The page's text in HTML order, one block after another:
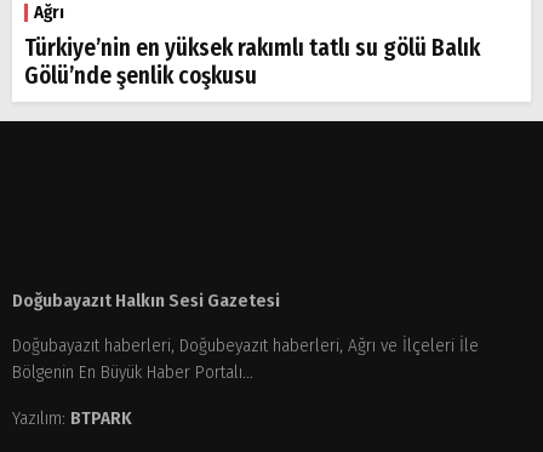
Ağrı
Türkiye’nin en yüksek rakımlı tatlı su gölü Balık
Gölü’nde şenlik coşkusu
Doğubayazıt Halkın Sesi Gazetesi
Doğubayazıt haberleri, Doğubeyazıt haberleri, Ağrı ve İlçeleri İle
Bölgenin En Büyük Haber Portalı...
Yazılım: BTPARK